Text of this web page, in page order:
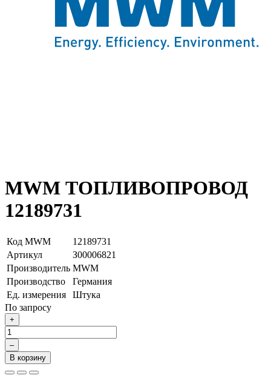
MWM ТОПЛИВОПРОВОД
12189731
Код MWM
12189731
Артикул
З00006821
Производитель MWM
Производство
Германия
Ед. измерения
Штука
По запросу
+
–
В корзину